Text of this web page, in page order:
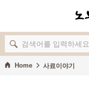
Home 사료이야기